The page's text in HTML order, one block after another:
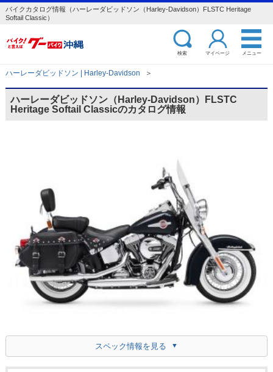
バイクカタログ情報（ハーレーダビッドソン（Harley-Davidson）FLSTC Heritage
Softail Classic）
検索 マイページ メニュー
ハーレーダビッドソン | Harley-Davidson ＞
ハーレーダビッドソン（Harley-Davidson）FLSTC
Heritage Softail Classicのカタログ情報
スペック情報を見る